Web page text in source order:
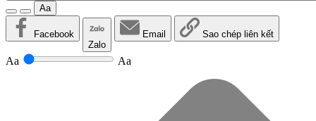
Aa
Facebook
Zalo
Email Sao chép liên kết
Aa Aa